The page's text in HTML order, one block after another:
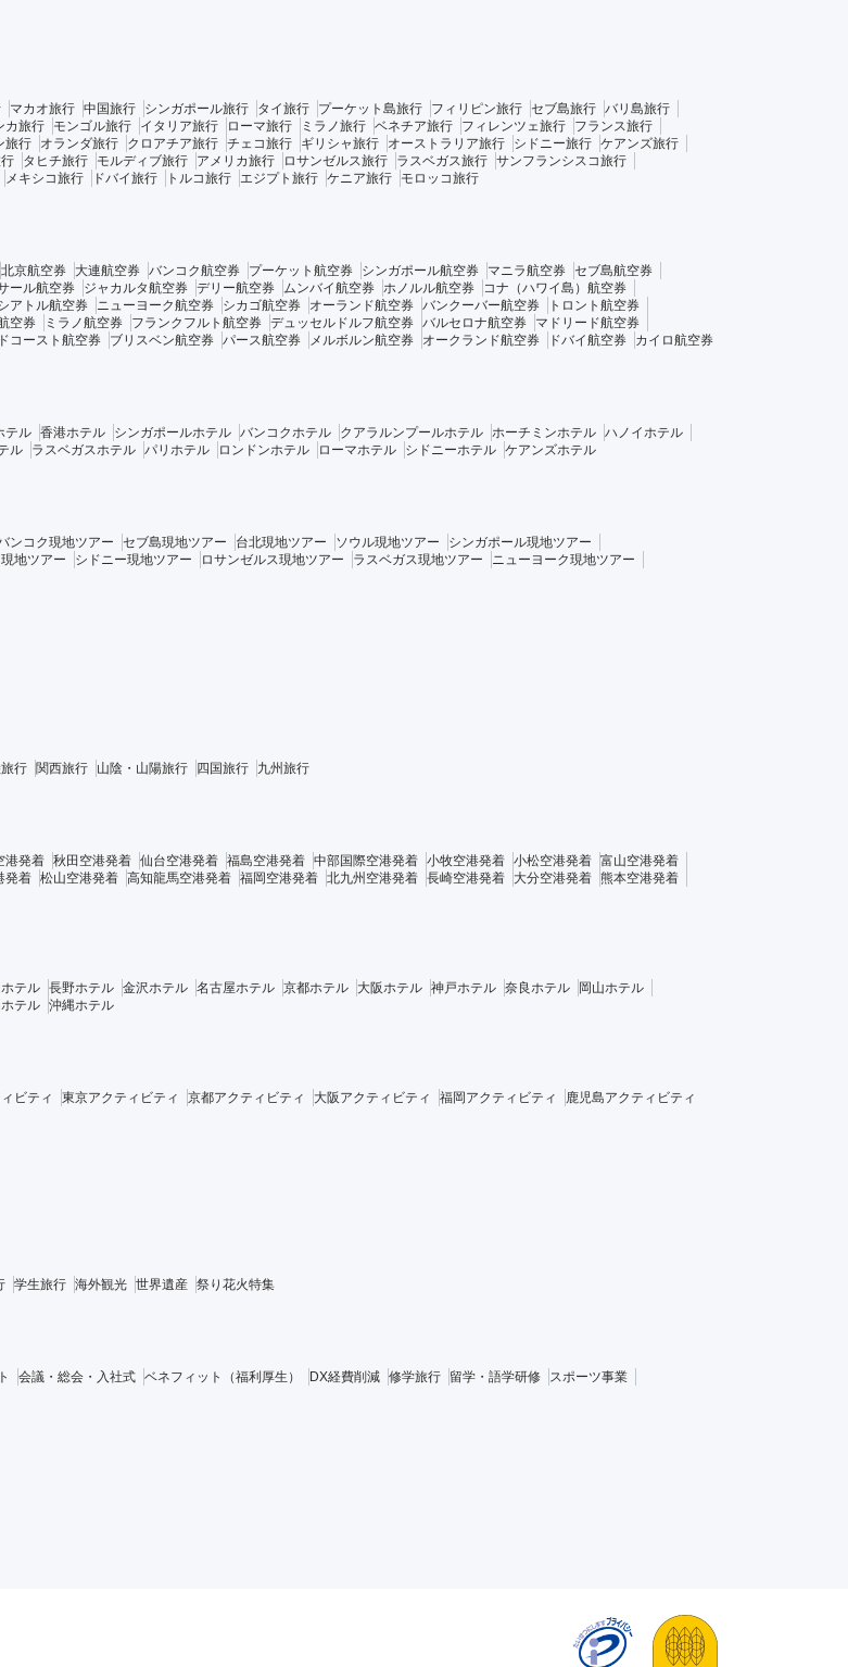
マカオ旅行 中国旅行 シンガポール旅行 タイ旅行 プーケット島旅行 フィリピン旅行 セブ島旅行 バリ島旅行
カ旅行 モンゴル旅行 イタリア旅行 ローマ旅行 ミラノ旅行 ベネチア旅行 フィレンツェ旅行
フランス旅行
旅行 オランダ旅行 クロアチア旅行 チェコ旅行 ギリシャ旅行 オーストラリア旅行 シドニー旅行 ケアンズ旅行
タヒチ旅行 モルディブ旅行 アメリカ旅行 ロサンゼルス旅行 ラスベガス旅行 サンフランシスコ旅行
メキシコ旅行 ドバイ旅行 トルコ旅行 エジプト旅行 ケニア旅行 モロッコ旅行
北京航空券 大連航空券 バンコク航空券 プーケット航空券 シンガポール航空券 マニラ航空券 セブ島航空券
ール航空券 ジャカルタ航空券 デリー航空券 ムンバイ航空券 ホノルル航空券
コナ（ハワイ島）航空券
アトル航空券 ニューヨーク航空券 シカゴ航空券 オーランド航空券 バンクーバー航空券
トロント航空券
空券 ミラノ航空券 フランクフルト航空券 デュッセルドルフ航空券 バルセロナ航空券
マドリード航空券
コースト航空券 ブリスベン航空券 パース航空券 メルボルン航空券 オークランド航空券 ドバイ航空券 カイロ航空券
テル 香港ホテル シンガポールホテル バンコクホテル クアラルンプールホテル ホーチミンホテル ハノイホテル
ル ラスベガスホテル パリホテル ロンドンホテル ローマホテル シドニーホテル ケアンズホテル
ンコク現地ツアー セブ島現地ツアー 台北現地ツアー ソウル現地ツアー
シンガポール現地ツアー
地ツアー シドニー現地ツアー ロサンゼルス現地ツアー ラスベガス現地ツアー
ニューヨーク現地ツアー
行 関西旅行 山陰・山陽旅行 四国旅行 九州旅行
港発着 秋田空港発着 仙台空港発着 福島空港発着 中部国際空港発着 小牧空港発着 小松空港発着 富山空港発着
発着 松山空港発着 高知龍馬空港発着 福岡空港発着 北九州空港発着 長崎空港発着 大分空港発着 熊本空港発着
テル 長野ホテル 金沢ホテル 名古屋ホテル 京都ホテル 大阪ホテル 神戸ホテル 奈良ホテル
岡山ホテル
テル 沖縄ホテル
ビティ 東京アクティビティ 京都アクティビティ 大阪アクティビティ 福岡アクティビティ 鹿児島アクティビティ
学生旅行 海外観光 世界遺産 祭り花火特集
会議・総会・入社式 ベネフィット（福利厚生） DX経費削減 修学旅行 留学・語学研修
スポーツ事業